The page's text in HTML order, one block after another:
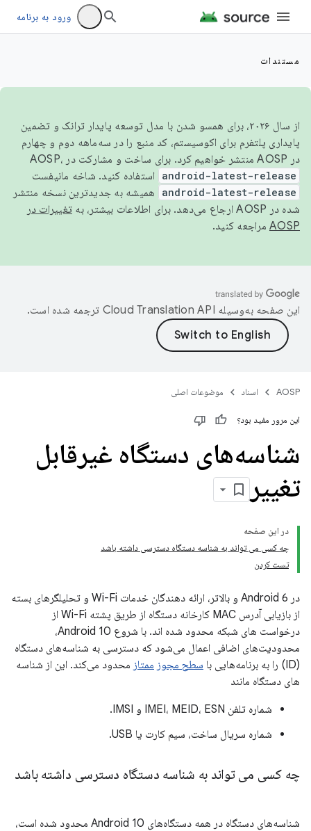
ورود به برنامه
مستندات
از سال ۲۰۲۶، برای همسو شدن با مدل توسعه پایدار ترانک و تضمین
پایداری پلتفرم برای اکوسیستم، کد منبع را در سه‌ماهه دوم و چهارم
در AOSP منتشر خواهیم کرد. برای ساخت و مشارکت در AOSP،
android-latest-release استفاده کنید. شاخه مانیفست
android-latest-release
همیشه به جدیدترین نسخه منتشر
شده در AOSP ارجاع می‌دهد. برای اطلاعات بیشتر، به
تغییرات در
AOSP مراجعه کنید.
این صفحه به‌وسیله ترجمه شده است.
AOSP اسناد موضوعات اصلی
این مرور مفید بود؟
شناسه‌های دستگاه غیرقابل
تغییر
در این صفحه
چه کسی می تواند به شناسه دستگاه دسترسی داشته باشد
تست کردن
در Android 6 و بالاتر، ارائه دهندگان خدمات Wi-Fi و تحلیلگرهای بسته
از بازیابی آدرس MAC کارخانه دستگاه از طریق پشته Wi-Fi از
درخواست های شبکه محدود شده اند. با شروع Android 10،
محدودیت‌های اضافی اعمال می‌شود که دسترسی به شناسه‌های دستگاه
(ID) را به برنامه‌هایی با
سطح مجوز ممتاز محدود می‌کند. این از شناسه
های دستگاه مانند
شماره تلفن IMEI، MEID، ESN و IMSI.
شماره سریال ساخت، سیم کارت یا USB.
چه کسی می تواند به شناسه دستگاه دسترسی داشته باشد
شناسه‌های دستگاه در همه دستگاه‌های Android 10 محدود شده است،